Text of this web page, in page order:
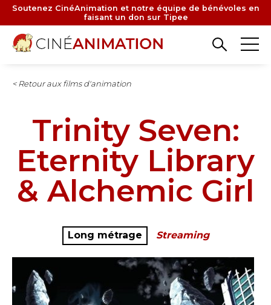
Aller
contenu
principal
Soutenez CinéAnimation et notre équipe de bénévoles en
faisant un don sur Tipee
< Retour aux films d'animation
Trinity Seven:
Eternity Library
& Alchemic Girl
Long métrage Streaming